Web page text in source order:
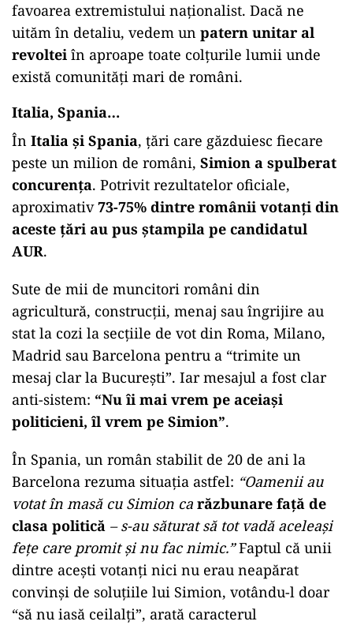
favoarea extremistului naționalist. Dacă ne
uităm în detaliu, vedem un patern unitar al
revoltei în aproape toate colțurile lumii unde
există comunități mari de români.
Italia, Spania…
În Italia și Spania, țări care găzduiesc fiecare
peste un milion de români, Simion a spulberat
concurența. Potrivit rezultatelor oficiale,
aproximativ73-75% dintre românii votanți din
aceste țări au pus ștampila pe candidatul
AUR.
Sute de mii de muncitori români din
agricultură, construcții, menaj sau îngrijire au
stat la cozi la secțiile de vot din Roma, Milano,
Madrid sau Barcelona pentru a “trimite un
mesaj clar la București”. Iar mesajul a fost clar
anti-sistem: “Nu îi mai vrem pe aceiași
politicieni, îl vrem pe Simion”.
În Spania, un român stabilit de 20 de ani la
Barcelona rezuma situația astfel: “Oamenii au
votat în masă cu Simion ca răzbunare față de
clasa politică – s-au săturat să tot vadă aceleași
fețe care promit și nu fac nimic.”Faptul că unii
dintre acești votanți nici nu erau neapărat
convinși de soluțiile lui Simion, votându-l doar
“să nu iasă ceilalți”, arată caracterul